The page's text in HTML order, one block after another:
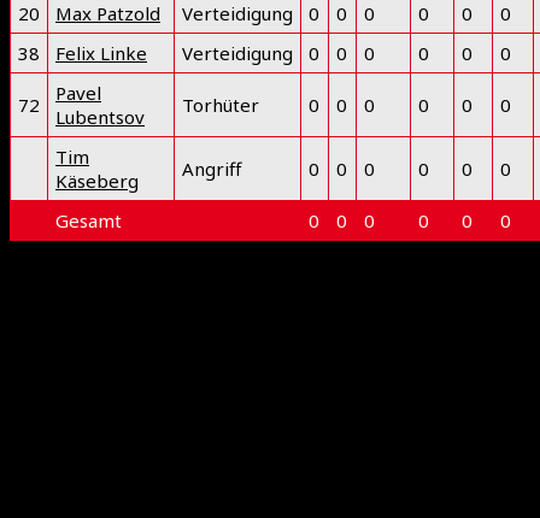
20 Max Patzold Verteidigung 0 0 0 0 0
0
38
Felix Linke Verteidigung 0 0 0 0 0 0
72
Pavel
Lubentsov
Torhüter 0 0 0 0 0 0
Tim
Käseberg
Angriff 0 0 0 0 0 0
Gesamt 0 0 0 0 0 0